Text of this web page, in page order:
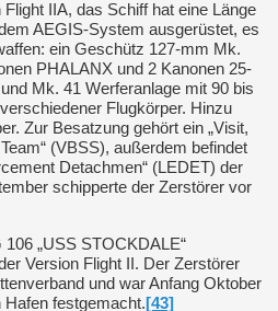
IIA, das Schiff hat eine Länge
AEGIS-System ausgerüstet, es
ein Geschütz 127-mm Mk.
PHALANX und 2 Kanonen 25-
Mk. 41 Werferanlage mit 90 bis
Flugkörper. Hinzu
Zur Besatzung gehört ein „Visit,
(VBSS), außerdem befindet
Detachmen“ (LEDET) der
schipperte der Zerstörer vor
„USS STOCKDALE“
Version Flight II. Der Zerstörer
und war Anfang Oktober
Hafen festgemacht.[43]